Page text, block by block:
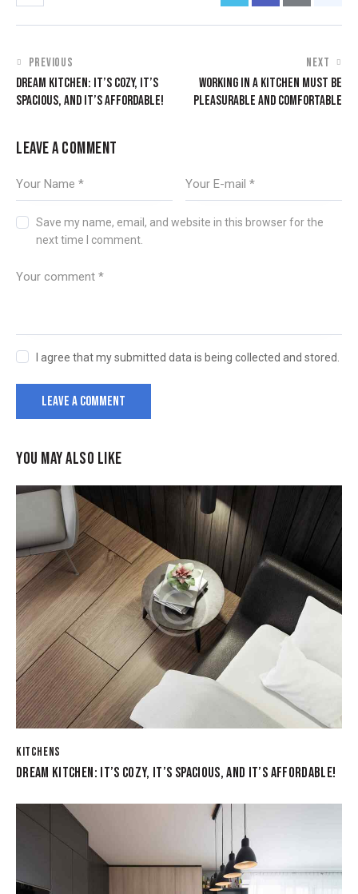
PREVIOUS
DREAM KITCHEN: IT’S COZY, IT’S
SPACIOUS, AND IT’S AFFORDABLE!
NEXT
WORKING IN A KITCHEN MUST BE
PLEASURABLE AND COMFORTABLE
LEAVE A COMMENT
Save my name, email, and website in this browser for the
next time I comment.
I agree that my submitted data is being collected and stored.
YOU MAY ALSO LIKE
KITCHENS
DREAM KITCHEN: IT’S COZY, IT’S SPACIOUS, AND IT’S AFFORDABLE!